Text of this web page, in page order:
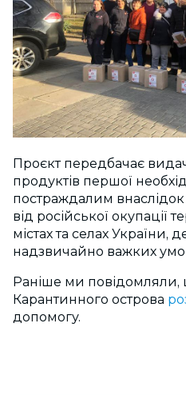
Проєкт передбачає
продуктів першої
постраждалим
від російської окупації
містах та селах України,
надзвичайно важких
Раніше ми
Карантинного острова
допомогу.